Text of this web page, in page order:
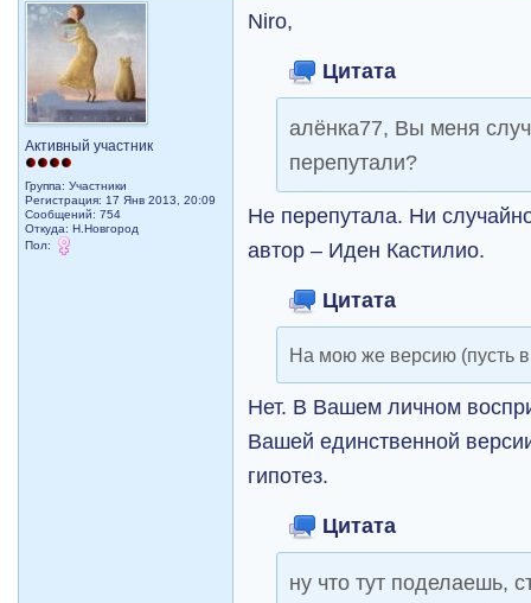
Активный участник
Группа: Участники
Регистрация: 17 Янв 2013, 20:09
Сообщений: 754
Откуда: Н.Новгород
Пол:
Niro,
Цитата
алёнка77, Вы меня
перепутали?
Не перепутала. Ни
автор – Иден Кастилио.
Цитата
На мою же версию (пусть
Нет. В Вашем личном
Вашей единственной
гипотез.
Цитата
ну что тут поделаешь,